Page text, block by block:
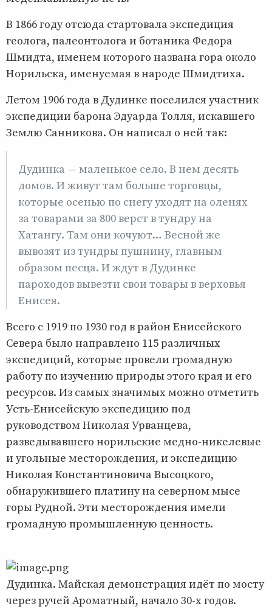
В 1866 году отсюда стартовала экспедиция
геолога, палеонтолога и ботаника Федора
Шмидта, именем которого названа гора около
Норильска, именуемая в народе Шмидтиха.
Летом 1906 года в Дудинке поселился участник
экспедиции барона Эдуарда Толля, искавшего
Землю Санникова. Он написал о ней так:
Дудинка — маленькое село. В нем десять
домов. И живут там больше торговцы,
которые осенью по снегу уходят на оленях
за товарами за 800 верст в тундру на
Хатангу. Там они кочуют… Весной же
вывозят из тундры пушнину, главным
образом песца. И ждут в Дудинке
пароходов вывезти свои товары в верховья
Енисея.
Всего с 1919 по 1930 год в район Енисейского
Севера было направлено 115 различных
экспедиций, которые провели громадную
работу по изучению природы этого края и его
ресурсов. Из самых значимых можно отметить
Усть-Енисейскую экспедицию под
руководством Николая Урванцева,
разведывавшего норильские медно-никелевые
и угольные месторождения, и экспедицию
Николая Константиновича Высоцкого,
обнаружившего платину на северном мысе
горы Рудной. Эти месторождения имели
громадную промышленную ценность.
Дудинка. Майская демонстрация идёт по мосту
через ручей Ароматный, начало 30-х годов.